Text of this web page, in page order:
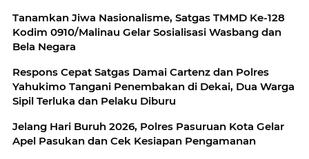
Tanamkan Jiwa Nasionalisme, Satgas TMMD Ke-128
Kodim 0910/Malinau Gelar Sosialisasi Wasbang dan
Bela Negara
Respons Cepat Satgas Damai Cartenz dan Polres
Yahukimo Tangani Penembakan di Dekai, Dua Warga
Sipil Terluka dan Pelaku Diburu
Jelang Hari Buruh 2026, Polres Pasuruan Kota Gelar
Apel Pasukan dan Cek Kesiapan Pengamanan